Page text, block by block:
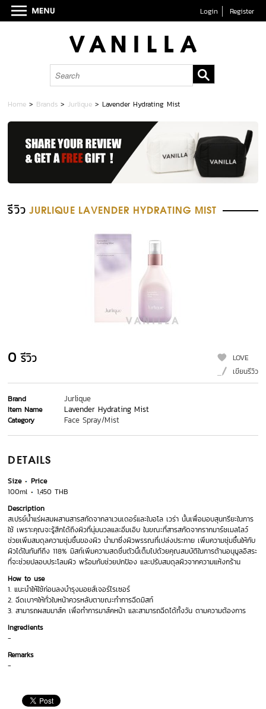
Login Register
Home > Brands >Jurlique >Lavender Hydrating Mist
รีวิว JURLIQUE LAVENDER HYDRATING MIST
0 รีวิว
LOVE
เขียนรีวิว
Brand Jurlique
Item Name Lavender Hydrating Mist
Category Face Spray/Mist
DETAILS
Size
Price
100ml
1,450 THB
Description
สเปรย์น้ำแร่ผสมผสานสารสกัดจากลาเวนเดอร์และใบอโล เวร่า นั้นเพื่อมอบสุนทรียะในการ
ใช้ เพราะคุณจะรู้สึกได้ถึงผิวที่นุ่มนวลและอิ่มเอิบ ในขณะที่สารสกัดจากรากมาร์ชเมลโลว์
ช่วยเพิ่มสมดุลความชุ่มชื้นของผิว นำมาซึ่งผิวพรรณที่เปล่งประกาย เพิ่มความชุ่มชื้นให้กับ
ผิวได้ในทันทีถึง 118% มิสท์เพิ่มความสดชื่นตัวนี้เต็มไปด้วยคุณสมบัติในการต้านอนุมูลอิสระ
ที่จะช่วยปลอบประโลมผิว พร้อมกับช่วยปกป้อง และปรับสมดุลผิวจากความแห้งกร้าน
How to use
1. แนะนำให้ใช้ก่อนลงบำรุงมอยส์เจอร์ไรเซอร์
2. ฉีดเบาๆให้ทั่วใบหน้าควรหลับตาขณะทำการฉีดมิสท์
3. สามารถผสมมาส์ค เพื่อทำการมาส์คหน้า และสามารถฉีดได้ทั้งวัน ตามความต้องการ
Ingredients
-
Remarks
-